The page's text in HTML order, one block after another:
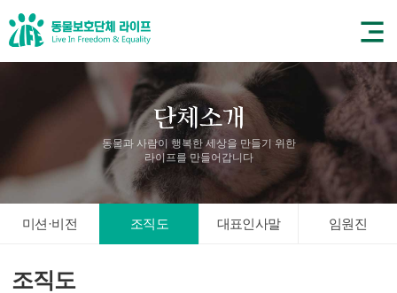
동물과 사람이 행복한 세상을 만들기 위한
라이프를 만들어갑니다
미션·비전 조직도 대표인사말 임원진
조직도